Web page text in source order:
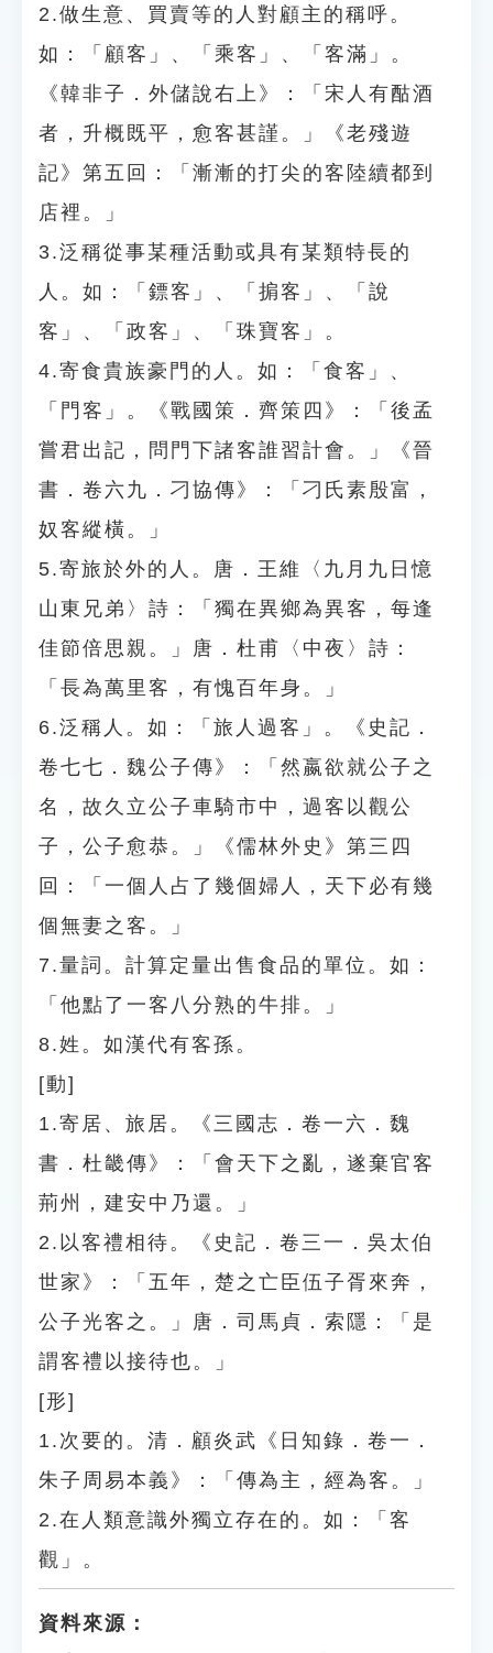
2.做生意、買賣等的人對顧主的稱呼。
如：「顧客」、「乘客」、「客滿」。
《韓非子．外儲說右上》：「宋人有酤酒
者，升概既平，愈客甚謹。」《老殘遊
記》第五回：「漸漸的打尖的客陸續都到
店裡。」
3.泛稱從事某種活動或具有某類特長的
人。如：「鏢客」、「掮客」、「說
客」、「政客」、「珠寶客」。
4.寄食貴族豪門的人。如：「食客」、
「門客」。《戰國策．齊策四》：「後孟
嘗君出記，問門下諸客誰習計會。」《晉
書．卷六九．刁協傳》：「刁氏素殷富，
奴客縱橫。」
5.寄旅於外的人。唐．王維〈九月九日憶
山東兄弟〉詩：「獨在異鄉為異客，每逢
佳節倍思親。」唐．杜甫〈中夜〉詩：
「長為萬里客，有愧百年身。」
6.泛稱人。如：「旅人過客」。《史記．
卷七七．魏公子傳》：「然嬴欲就公子之
名，故久立公子車騎市中，過客以觀公
子，公子愈恭。」《儒林外史》第三四
回：「一個人占了幾個婦人，天下必有幾
個無妻之客。」
7.量詞。計算定量出售食品的單位。如：
「他點了一客八分熟的牛排。」
8.姓。如漢代有客孫。
[動]
1.寄居、旅居。《三國志．卷一六．魏
書．杜畿傳》：「會天下之亂，遂棄官客
荊州，建安中乃還。」
2.以客禮相待。《史記．卷三一．吳太伯
世家》：「五年，楚之亡臣伍子胥來奔，
公子光客之。」唐．司馬貞．索隱：「是
謂客禮以接待也。」
[形]
1.次要的。清．顧炎武《日知錄．卷一．
朱子周易本義》：「傳為主，經為客。」
2.在人類意識外獨立存在的。如：「客
觀」。
資料來源：